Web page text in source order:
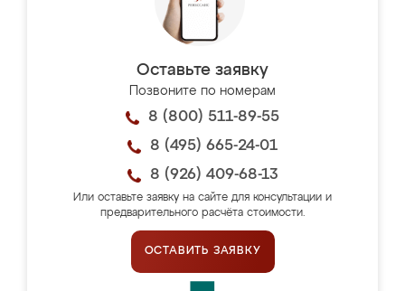
Оставьте заявку
Позвоните по номерам
8 (800) 511-89-55
8 (495) 665-24-01
8 (926) 409-68-13
Или оставьте заявку на сайте для консультации и
предварительного расчёта стоимости.
ОСТАВИТЬ ЗАЯВКУ